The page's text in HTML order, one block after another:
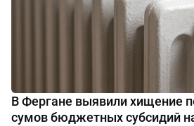
В Фергане выявили хищение
сумов бюджетных субсидий